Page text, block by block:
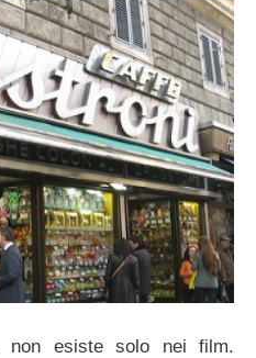
non esiste solo nei film.